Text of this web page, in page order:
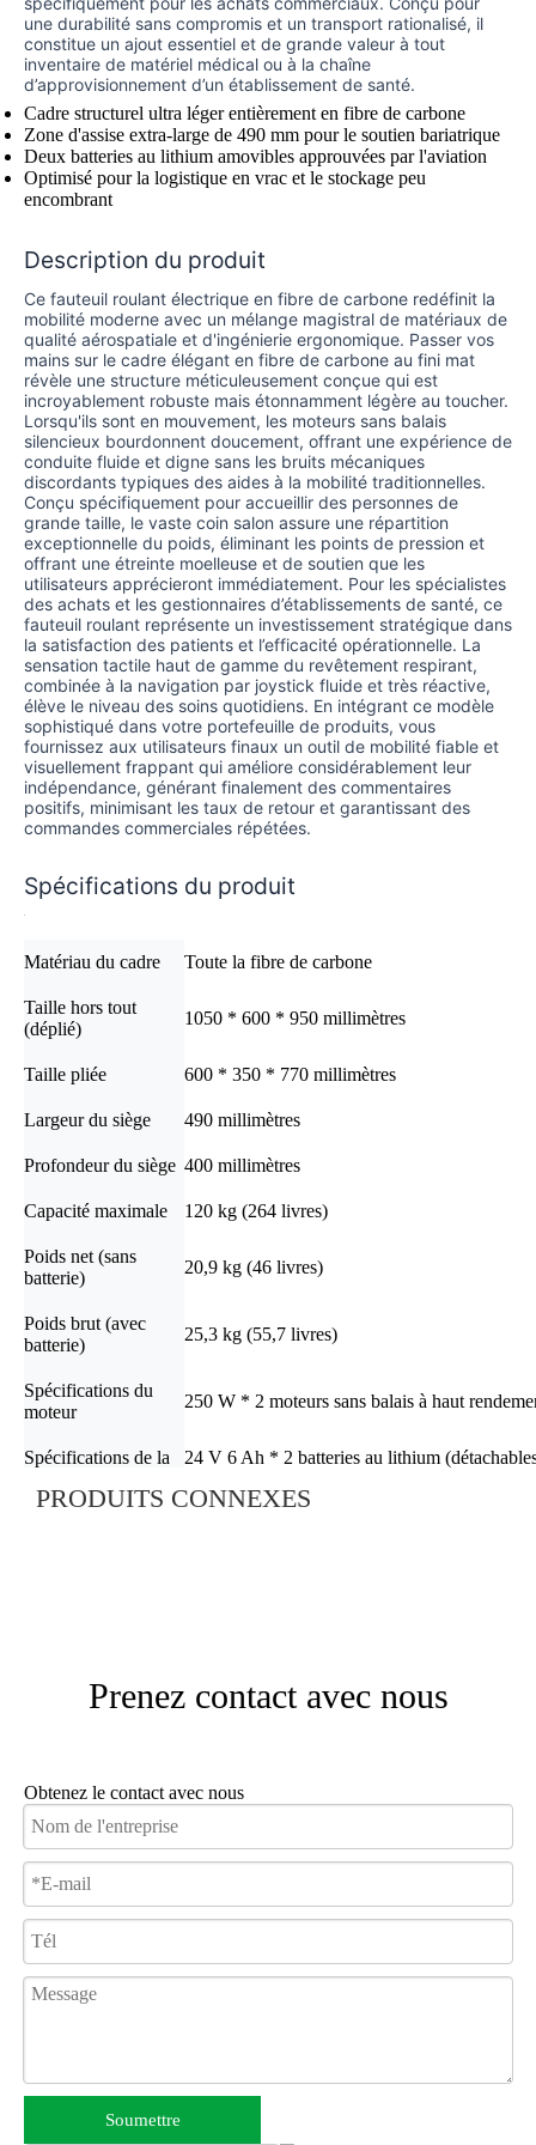
une durabilité sans compromis et un transport rationalisé, il
constitue un ajout essentiel et de grande valeur à tout
inventaire de matériel médical ou à la chaîne
d’approvisionnement d’un établissement de santé.
Cadre structurel ultra léger entièrement en fibre de carbone
Zone d'assise extra-large de 490 mm pour le soutien bariatrique
Deux batteries au lithium amovibles approuvées par l'aviation
Optimisé pour la logistique en vrac et le stockage peu
encombrant
Description du produit
Ce fauteuil roulant électrique en fibre de carbone redéfinit la
mobilité moderne avec un mélange magistral de matériaux de
qualité aérospatiale et d'ingénierie ergonomique. Passer vos
mains sur le cadre élégant en fibre de carbone au fini mat
révèle une structure méticuleusement conçue qui est
incroyablement robuste mais étonnamment légère au toucher.
Lorsqu'ils sont en mouvement, les moteurs sans balais
silencieux bourdonnent doucement, offrant une expérience de
conduite fluide et digne sans les bruits mécaniques
discordants typiques des aides à la mobilité traditionnelles.
Conçu spécifiquement pour accueillir des personnes de
grande taille, le vaste coin salon assure une répartition
exceptionnelle du poids, éliminant les points de pression et
offrant une étreinte moelleuse et de soutien que les
utilisateurs apprécieront immédiatement. Pour les spécialistes
des achats et les gestionnaires d’établissements de santé, ce
fauteuil roulant représente un investissement stratégique dans
la satisfaction des patients et l’efficacité opérationnelle. La
sensation tactile haut de gamme du revêtement respirant,
combinée à la navigation par joystick fluide et très réactive,
élève le niveau des soins quotidiens. En intégrant ce modèle
sophistiqué dans votre portefeuille de produits, vous
fournissez aux utilisateurs finaux un outil de mobilité fiable et
visuellement frappant qui améliore considérablement leur
indépendance, générant finalement des commentaires
positifs, minimisant les taux de retour et garantissant des
commandes commerciales répétées.
Spécifications du produit
Matériau du cadre Toute la fibre de carbone
Taille hors tout
(déplié)
1050 * 600 * 950 millimètres
Taille pliée 600 * 350 * 770 millimètres
Largeur du siège 490 millimètres
Profondeur du siège 400 millimètres
Capacité maximale 120 kg (264 livres)
Poids net (sans
batterie)
20,9 kg (46 livres)
Poids brut (avec
batterie)
25,3 kg (55,7 livres)
Spécifications du
moteur
250 W * 2 moteurs sans balais à haut
Spécifications de la
24 V 6 Ah * 2 batteries au lithium
Capacité de montée
Temps de charge
Certifications CE, FDA, ISO9001, ISO13485
Principales caractéristiques et points forts
Offrant une valeur exceptionnelle à votre catalogue
visuellement attrayant à sa mécanique interne rigoureuse,
chaque composant est sélectionné pour garantir la longévité,
réduire les frais de maintenance et offrir une expérience
PRODUITS CONNEXES
Prenez contact avec nous
Obtenez le contact avec nous
Soumettre